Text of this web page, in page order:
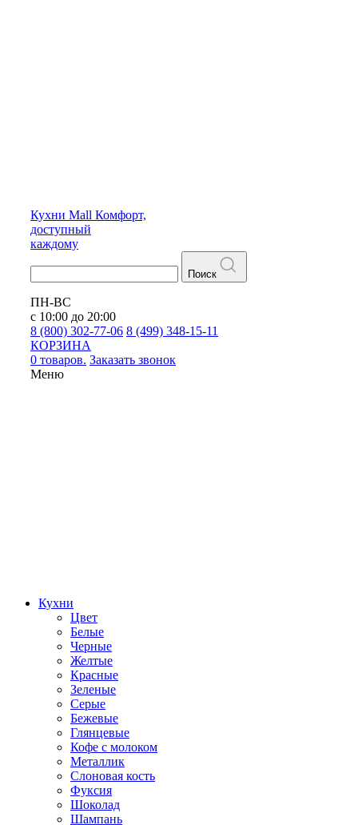
Кухни Mall Комфорт,
доступный
каждому
Поиск
ПН-ВС
с 10:00 до 20:00
8 (800) 302-77-06 8 (499) 348-15-11
КОРЗИНА
0 товаров. Заказать звонок
Меню
Кухни
Цвет
Белые
Черные
Желтые
Красные
Зеленые
Серые
Бежевые
Глянцевые
Кофе с молоком
Металлик
Слоновая кость
Фуксия
Шоколад
Шампань